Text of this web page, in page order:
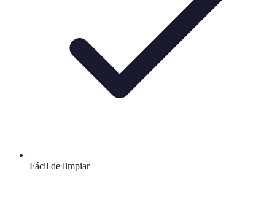
Fácil de limpiar